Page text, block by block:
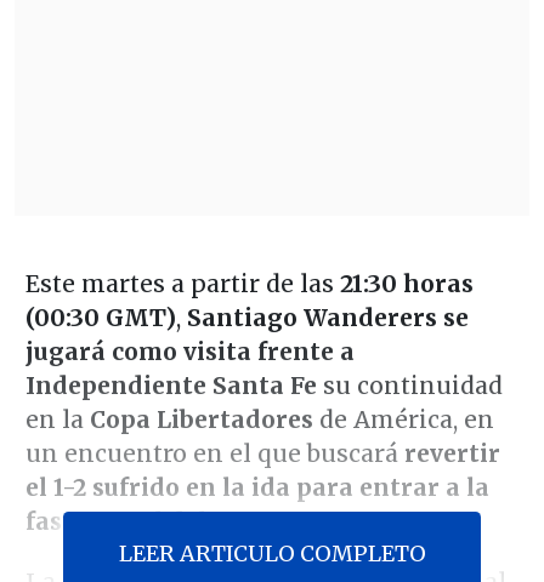
Este martes a partir de las 21:30 horas
(00:30 GMT), Santiago Wanderers se
jugará como visita frente a
Independiente Santa Fe su continuidad
en la Copa Libertadores de América, en
un encuentro en el que buscará revertir
el 1-2 sufrido en la ida para entrar a la
fase grupal del torneo.
LEER ARTICULO COMPLETO